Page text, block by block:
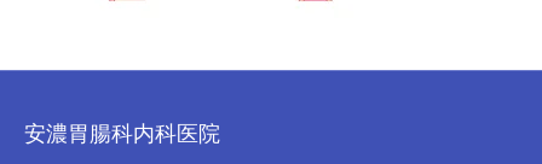
安濃胃腸科内科医院